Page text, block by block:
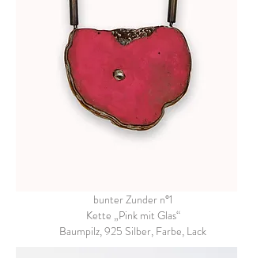
bunter Zunder n°1
Kette „Pink mit Glas“
Baumpilz, 925 Silber, Farbe, Lack